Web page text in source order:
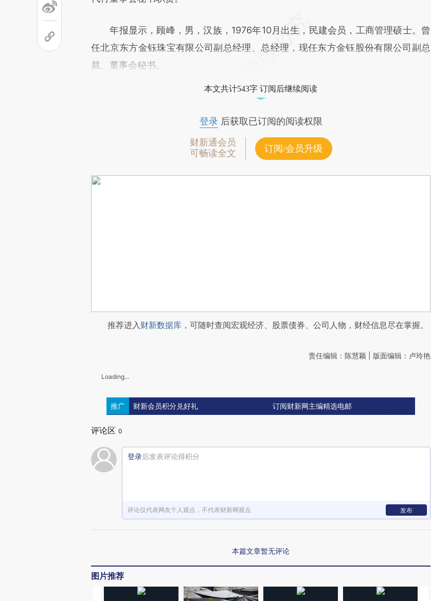
年报显示，顾峰，男，汉族，1976年10月出生，民建会员，工商管理硕士。曾
任北京东方金钰珠宝有限公司副总经理、总经理，现任东方金钰股份有限公司副总
裁、董事会秘书。
本文共计543字 订阅后继续阅读
登录后获取已订阅的阅读权限
财新通会员
可畅读全文
订阅/会员升级
推荐进入财新数据库 ，可随时查阅宏观经济、股票债券、公司人物，财经信息尽在掌握。
责任编辑：陈慧颖 | 版面编辑：卢玲艳
Loading...
推广 财新会员积分兑好礼 订阅财新网主编精选电邮
评论区 0
登录后发表评论得积分
评论仅代表网友个人观点，不代表财新网观点 发布
本篇文章暂无评论
图片推荐